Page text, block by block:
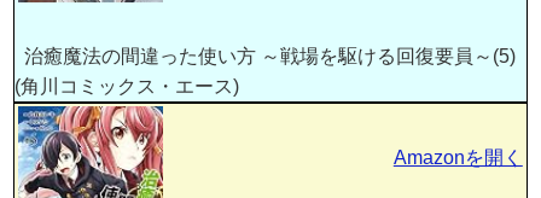
治癒魔法の間違った使い方 ～戦場を駆ける回復要員～(5)
(角川コミックス・エース)
Amazonを開く